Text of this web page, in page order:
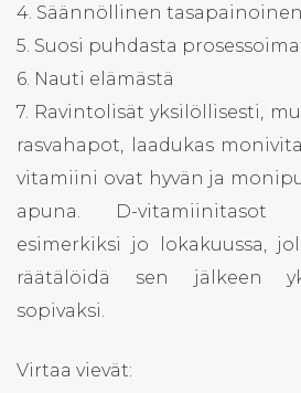
4. Säännöllinen
5. Suosi puhdasta
6. Nauti elämästä
7. Ravintolisät yksilöllisesti,
rasvahapot, laadukas
vitamiini ovat hyvän ja
apuna. D-vitamiinitasot
esimerkiksi jo lokakuussa,
räätälöidä sen jälkeen
sopivaksi.
Virtaa vievät:
Tilaa